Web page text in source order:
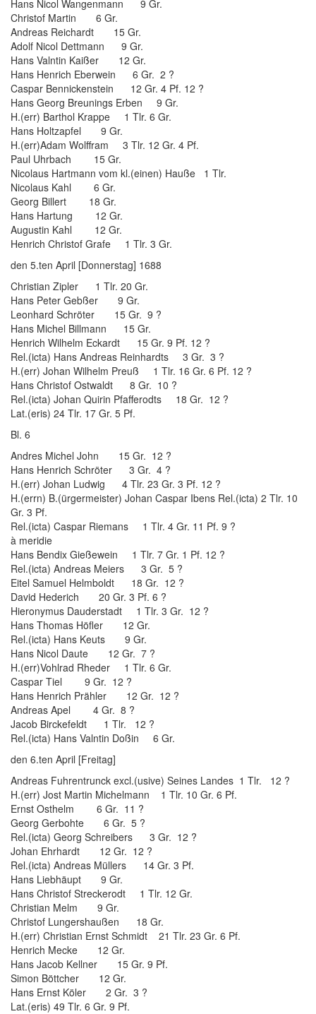
Hans Nicol Wangenmann 9 Gr.
Christof Martin 6 Gr.
Andreas Reichardt 15 Gr.
Adolf Nicol Dettmann 9 Gr.
Hans Valntin Kaißer 12 Gr.
Hans Henrich Eberwein 6 Gr. 2 ?
Caspar Bennickenstein 12 Gr. 4 Pf. 12 ?
Hans Georg Breunings Erben 9 Gr.
H.(err) Barthol Krappe 1 Tlr. 6 Gr.
Hans Holtzapfel 9 Gr.
H.(err)Adam Wolffram 3 Tlr. 12 Gr. 4 Pf.
Paul Uhrbach 15 Gr.
Nicolaus Hartmann vom kl.(einen) Hauße 1 Tlr.
Nicolaus Kahl 6 Gr.
Georg Billert 18 Gr.
Hans Hartung 12 Gr.
Augustin Kahl 12 Gr.
Henrich Christof Grafe 1 Tlr. 3 Gr.
den 5.ten April [Donnerstag] 1688
Christian Zipler 1 Tlr. 20 Gr.
Hans Peter Gebßer 9 Gr.
Leonhard Schröter 15 Gr. 9 ?
Hans Michel Billmann 15 Gr.
Henrich Wilhelm Eckardt 15 Gr. 9 Pf. 12 ?
Rel.(icta) Hans Andreas Reinhardts 3 Gr. 3 ?
H.(err) Johan Wilhelm Preuß 1 Tlr. 16 Gr. 6 Pf. 12 ?
Hans Christof Ostwaldt 8 Gr. 10 ?
Rel.(icta) Johan Quirin Pfafferodts 18 Gr. 12 ?
Lat.(eris) 24 Tlr. 17 Gr. 5 Pf.
Bl. 6
Andres Michel John 15 Gr. 12 ?
Hans Henrich Schröter 3 Gr. 4 ?
H.(err) Johan Ludwig 4 Tlr. 23 Gr. 3 Pf. 12 ?
H.(errn) B.(ürgermeister) Johan Caspar Ibens Rel.(icta) 2 Tlr. 10
Gr. 3 Pf.
Rel.(icta) Caspar Riemans 1 Tlr. 4 Gr. 11 Pf. 9 ?
à meridie
Hans Bendix Gießewein 1 Tlr. 7 Gr. 1 Pf. 12 ?
Rel.(icta) Andreas Meiers 3 Gr. 5 ?
Eitel Samuel Helmboldt 18 Gr. 12 ?
David Hederich 20 Gr. 3 Pf. 6 ?
Hieronymus Dauderstadt 1 Tlr. 3 Gr. 12 ?
Hans Thomas Höfler 12 Gr.
Rel.(icta) Hans Keuts 9 Gr.
Hans Nicol Daute 12 Gr. 7 ?
H.(err)Vohlrad Rheder 1 Tlr. 6 Gr.
Caspar Tiel 9 Gr. 12 ?
Hans Henrich Prähler 12 Gr. 12 ?
Andreas Apel 4 Gr. 8 ?
Jacob Birckefeldt 1 Tlr. 12 ?
Rel.(icta) Hans Valntin Doßin 6 Gr.
den 6.ten April [Freitag]
Andreas Fuhrentrunck excl.(usive) Seines Landes 1 Tlr. 12 ?
H.(err) Jost Martin Michelmann 1 Tlr. 10 Gr. 6 Pf.
Ernst Osthelm 6 Gr. 11 ?
Georg Gerbohte 6 Gr. 5 ?
Rel.(icta) Georg Schreibers 3 Gr. 12 ?
Johan Ehrhardt 12 Gr. 12 ?
Rel.(icta) Andreas Müllers 14 Gr. 3 Pf.
Hans Liebhäupt 9 Gr.
Hans Christof Streckerodt 1 Tlr. 12 Gr.
Christian Melm 9 Gr.
Christof Lungershaußen 18 Gr.
H.(err) Christian Ernst Schmidt 21 Tlr. 23 Gr. 6 Pf.
Henrich Mecke 12 Gr.
Hans Jacob Kellner 15 Gr. 9 Pf.
Simon Böttcher 12 Gr.
Hans Ernst Köler 2 Gr. 3 ?
Lat.(eris) 49 Tlr. 6 Gr. 9 Pf.